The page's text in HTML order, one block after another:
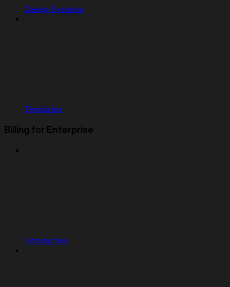
Design Systems
Templates
Billing for Enterprise
Introduction